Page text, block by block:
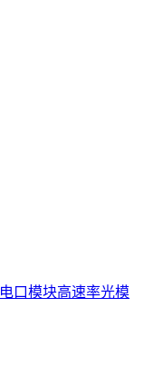
电口模块高速率光模